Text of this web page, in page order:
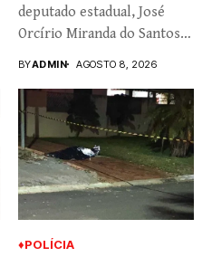
deputado estadual, José
Orcírio Miranda do Santos,
BYADMIN AGOSTO 8, 2026
♦POLÍCIA